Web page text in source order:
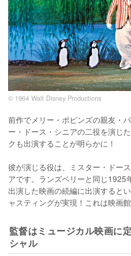
© 1964 Walt Disney Productions
前作でメリー・ポピンズの親友・
ー・ドース・シニアの二役を演じ
クも出演することが明らかに！
彼が演じる役は、ミスター・ドー
アです。ランズベリーと同じ1925
出演した映画の続編に出演すると
ャスティングが実現！これは映画
監督はミュージカル映画に
シャル